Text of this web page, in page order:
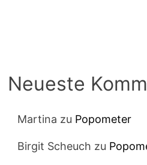
Neueste
Martina zu Popometer
Birgit Scheuch zu